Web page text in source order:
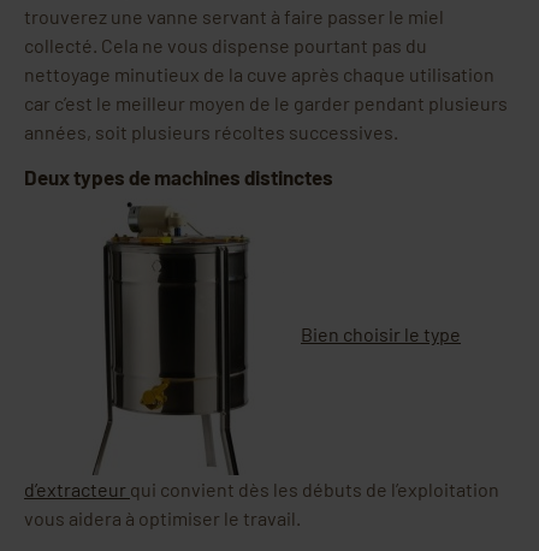
trouverez une vanne servant à faire passer le miel
collecté. Cela ne vous dispense pourtant pas du
nettoyage minutieux de la cuve après chaque utilisation
car c’est le meilleur moyen de le garder pendant plusieurs
années, soit plusieurs récoltes successives.
Deux types de machines distinctes
Bien choisir le type
d’extracteur qui convient dès les débuts de l’exploitation
vous aidera à optimiser le travail.